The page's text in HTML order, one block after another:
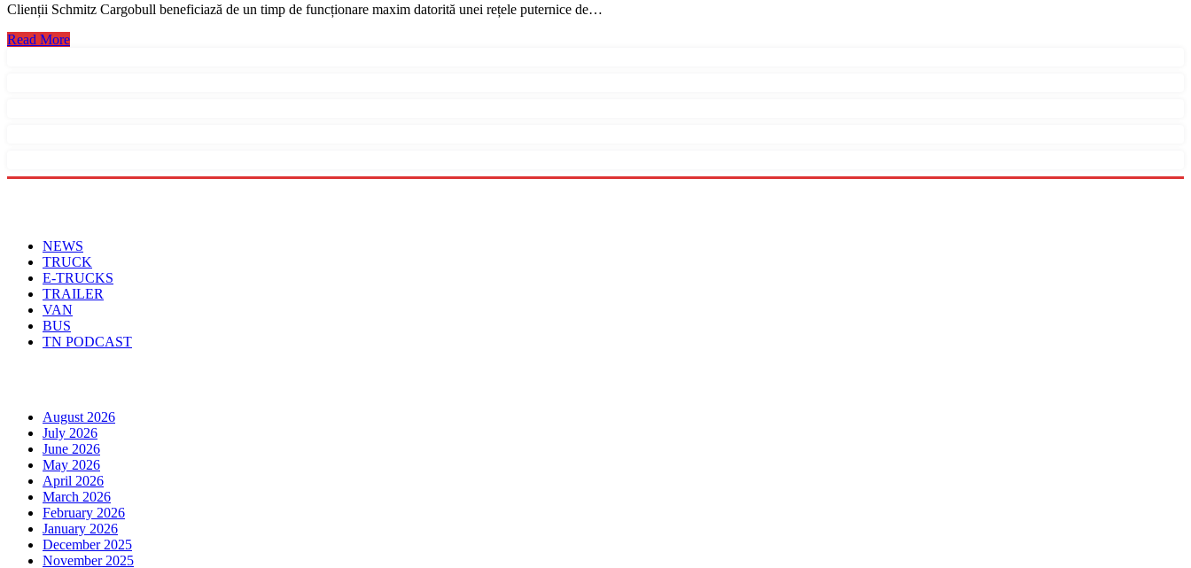
Clienții Schmitz Cargobull beneficiază de un timp de funcționare maxim datorită unei rețele puternice de…
Read More
NEWS
TRUCK
E-TRUCKS
TRAILER
VAN
BUS
TN PODCAST
August 2026
July 2026
June 2026
May 2026
April 2026
March 2026
February 2026
January 2026
December 2025
November 2025